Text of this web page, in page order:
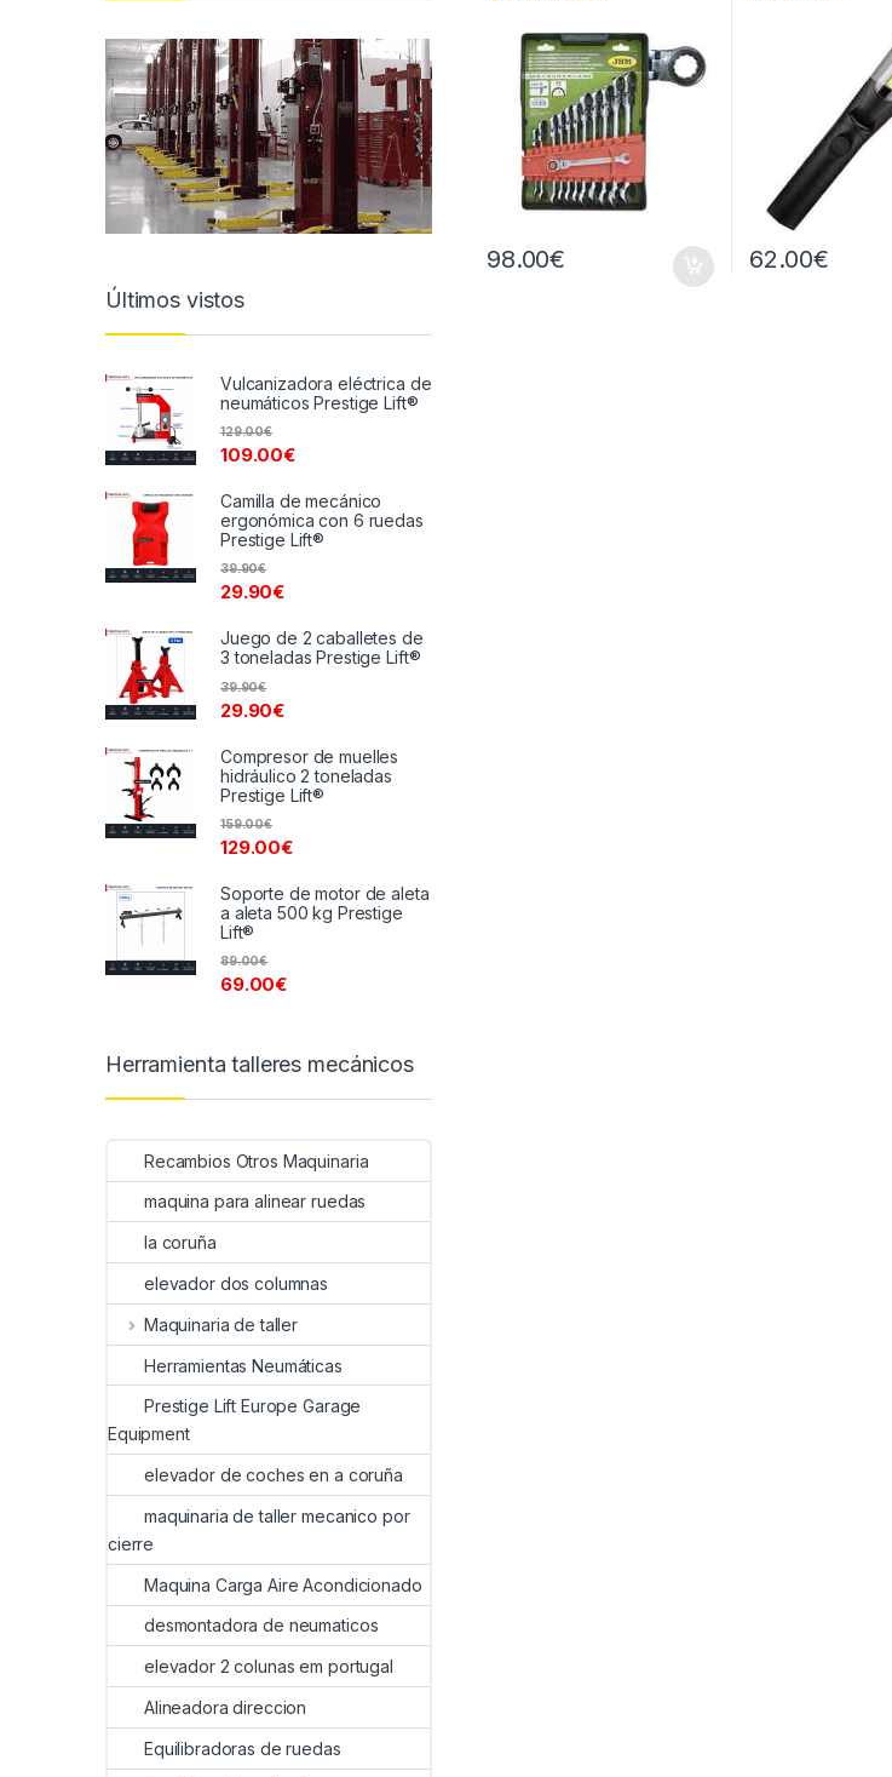
98.00€ 62.00€
Últimos vistos
Vulcanizadora eléctrica de
neumáticos Prestige Lift®
109.00€
129.00€
Camilla de mecánico
ergonómica con 6 ruedas
Prestige Lift®
29.90€
39.90€
Juego de 2 caballetes de
3 toneladas Prestige Lift®
29.90€
39.90€
Compresor de muelles
hidráulico 2 toneladas
Prestige Lift®
129.00€
159.00€
Soporte de motor de aleta
a aleta 500 kg Prestige
Lift®
69.00€
89.00€
Herramienta talleres mecánicos
Recambios Otros Maquinaria
maquina para alinear ruedas
la coruña
elevador dos columnas
Maquinaria de taller
Herramientas Neumáticas
Prestige Lift Europe Garage
Equipment
elevador de coches en a coruña
maquinaria de taller mecanico por
cierre
Maquina Carga Aire Acondicionado
desmontadora de neumaticos
elevador 2 colunas em portugal
Alineadora direccion
Equilibradoras de ruedas